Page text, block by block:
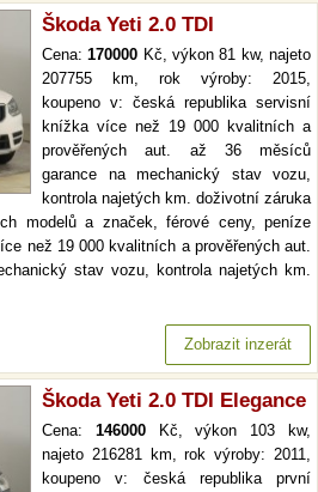
Škoda Yeti 2.0 TDI
Cena:170000 Kč, výkon 81 kw, najeto
207755 km, rok výroby: 2015,
koupeno v: česká republika servisní
knížka více než 19 000 kvalitních a
prověřených aut. až 36 měsíců
garance na mechanický stav vozu,
kontrola najetých km. doživotní záruka
modelů a značek, férové ceny, peníze
než 19 000 kvalitních a prověřených aut.
stav vozu, kontrola najetých km.
Zobrazit inzerát
Škoda Yeti 2.0 TDI Elegance
Cena: 146000Kč, výkon 103 kw,
najeto 216281 km, rok výroby: 2011,
koupeno v: česká republika první